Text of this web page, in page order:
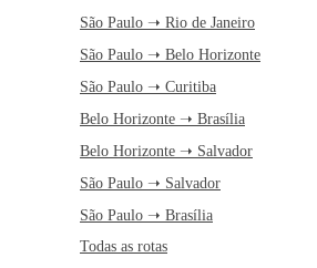
São Paulo ➝ Rio de Janeiro
São Paulo ➝ Belo Horizonte
São Paulo ➝ Curitiba
Belo Horizonte ➝ Brasília
Belo Horizonte ➝ Salvador
São Paulo ➝ Salvador
São Paulo ➝ Brasília
Todas as rotas